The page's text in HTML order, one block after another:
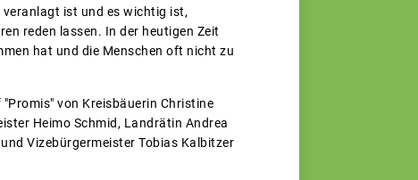
ist und es wichtig ist,
reden lassen. In der heutigen Zeit
hat und die Menschen oft nicht zu
von Kreisbäuerin Christine
Heimo Schmid, Landrätin Andrea
Vizebürgermeister Tobias Kalbitzer